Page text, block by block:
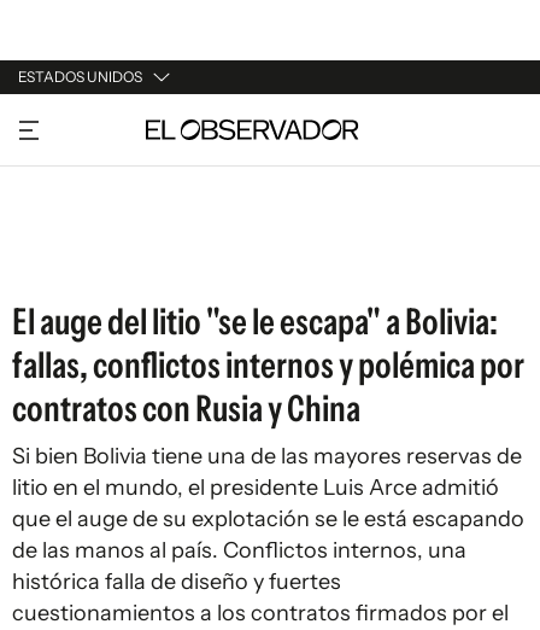
ESTADOS UNIDOS
URUGUAY
ARGENTINA
El auge del litio "se le escapa" a Bolivia:
fallas, conflictos internos y polémica por
contratos con Rusia y China
Si bien Bolivia tiene una de las mayores reservas de
litio en el mundo, el presidente Luis Arce admitió
que el auge de su explotación se le está escapando
de las manos al país. Conflictos internos, una
histórica falla de diseño y fuertes
cuestionamientos a los contratos firmados por el